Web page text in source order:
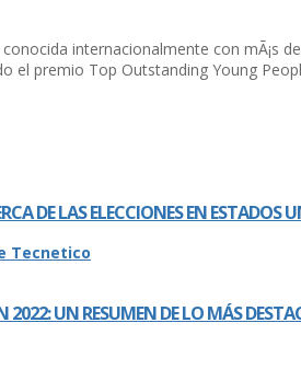
internacionalmente con mÃ¡s
el premio Top Outstanding Young
DE LAS ELECCIONES EN ESTADOS
2022: UN RESUMEN DE LO MÁS